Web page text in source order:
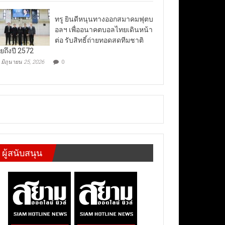
ทรู ยินดีหนุนทางออกสมาคมฟุตบ
อลฯ เพื่ออนาคตบอลไทยเดินหน้า
ต่อ รับสิทธิ์ถ่ายทอดสดทีมชาติ
ถึงปี 2572
มิถุนายน 25, 2026 0
ผู้สนับสนุน